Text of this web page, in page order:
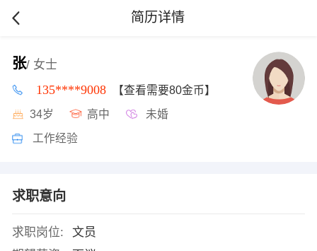
简历详情
张/ 女士
135****9008 【查看需要80金币】
34岁 高中 未婚
工作经验
求职意向
求职岗位:
文员